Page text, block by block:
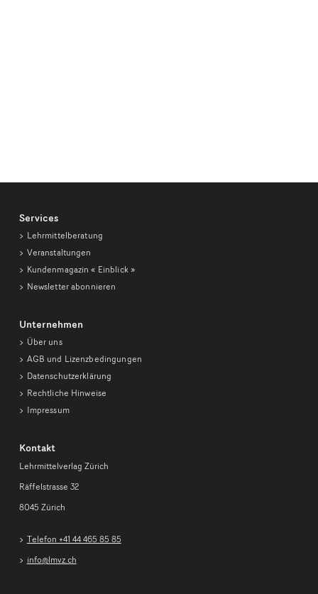
Services
Lehrmittelberatung
Veranstaltungen
Kundenmagazin« Einblick »
Newsletter abonnieren
Unternehmen
Über uns
AGB und Lizenzbedingungen
Datenschutzerklärung
Rechtliche Hinweise
Impressum
Kontakt
Lehrmittelverlag Zürich
Räffelstrasse 32
8045 Zürich
Telefon +41 44 465 85 85
info@lmvz.ch